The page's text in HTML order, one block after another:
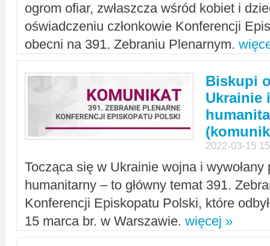
ogrom ofiar, zwłaszcza wśród kobiet i
oświadczeniu członkowie Konferencji
obecni na 391. Zebraniu Plenarnym.
Biskupi
Ukrainie
2022-03-15
Tocząca się w Ukrainie wojna i
humanitarny – to główny temat 391.
Konferencji Episkopatu Polski, które
15 marca br. w Warszawie. więcej »